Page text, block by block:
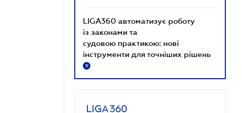
LIGA360 автоматизує роботу
із законами та
судовою практикою: нові
інструменти для точніших рішень
R